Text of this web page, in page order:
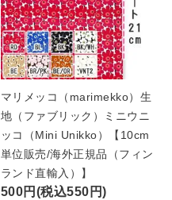
マリメッコ（marimekko）生
地（ファブリック）ミニウニ
ッコ（Mini Unikko）【10cm
単位販売/海外正規品（フィン
ランド直輸入）】
500円(税込550円)